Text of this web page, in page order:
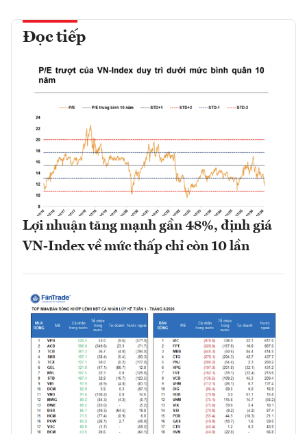
Đọc tiếp
Lợi nhuận tăng mạnh gần 48%, định giá
VN-Index về mức thấp chỉ còn 10 lần